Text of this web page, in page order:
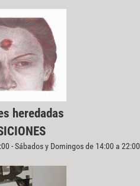
heredadas
- Sábados y Domingos de 14:00 a 22:00